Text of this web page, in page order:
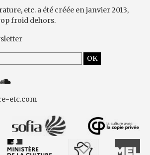
etc. a été créée en janvier 2013,
froid dehors.
etc.com